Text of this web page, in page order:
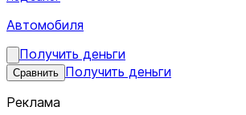
Автомобиля
Получить деньги
Сравнить Получить деньги
Реклама